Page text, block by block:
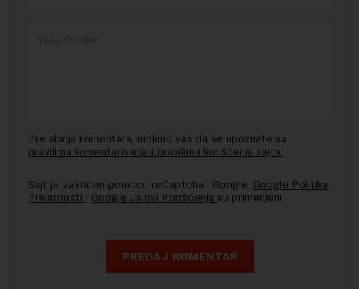
Pre slanja komentara, molimo vas da se upoznate sa
pravilima komentarisanja i pravilima korišćenja sajta.
Sajt je zaštićen pomocu reCaptcha i Google. Google Politika
Privatnosti i Google Uslovi Korišćenja su primenjeni.